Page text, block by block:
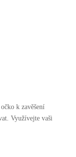
k zavěšení
Využívejte vaši